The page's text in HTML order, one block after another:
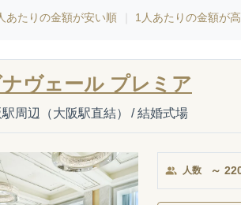
あたりの金額が安い順 1人あたりの金額が
ヴェール プレミア
周辺（大阪駅直結） / 結婚式場
人数 ～